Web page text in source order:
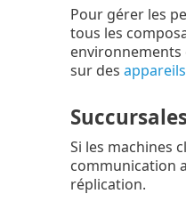
Pour gérer les
tous les
environnements
sur des
Si les machines
communication
réplication.